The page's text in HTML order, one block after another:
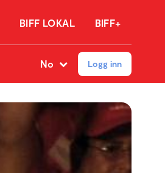
BIFF LOKAL BIFF+
No Logg inn